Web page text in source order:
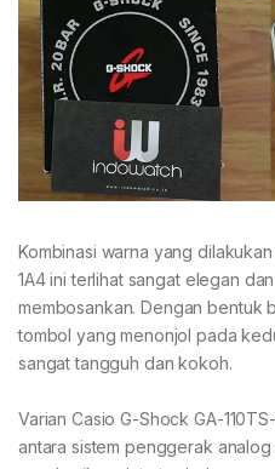
Kombinasi warna yang
1A4 ini terlihat sangat elegan
membosankan. Dengan bentuk
tombol yang menonjol pada
sangat tangguh dan kokoh.
Varian Casio G-Shock GA-
antara sistem penggerak